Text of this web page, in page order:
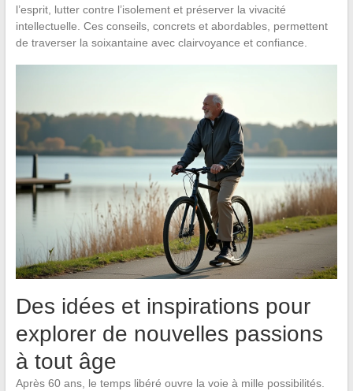
l’esprit, lutter contre l’isolement et préserver la vivacité
intellectuelle. Ces conseils, concrets et abordables, permettent
de traverser la soixantaine avec clairvoyance et confiance.
Des idées et inspirations pour
explorer de nouvelles passions
à tout âge
Après 60 ans, le temps libéré ouvre la voie à mille possibilités.